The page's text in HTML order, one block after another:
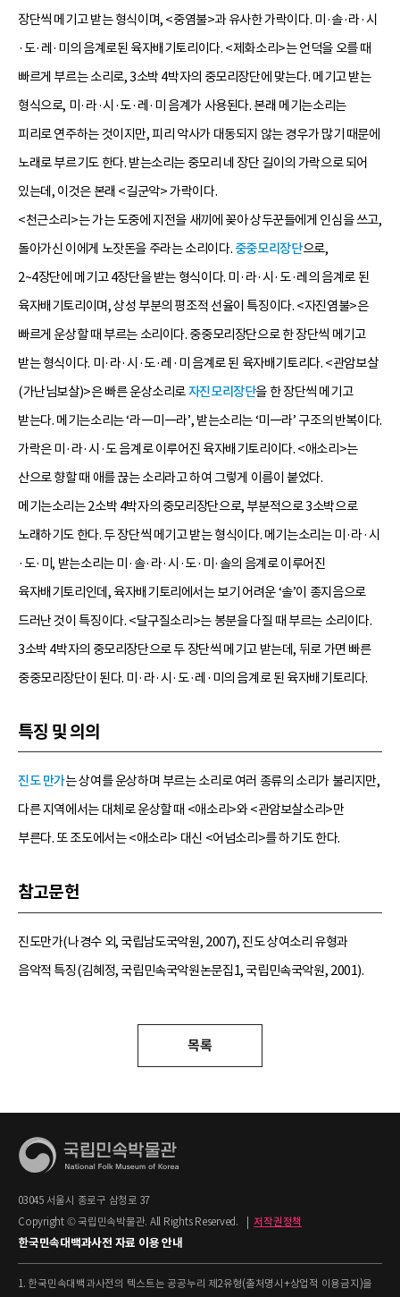
장단씩 메기고 받는 형식이며, <중염불>과 유사한 가락이다. 미·솔·라·시
·도·레·미의 음계로된 육자배기토리이다. <제화소리>는 언덕을 오를 때
빠르게 부르는 소리로, 3소박 4박자의 중모리장단에 맞는다. 메기고 받는
형식으로, 미·라·시·도·레·미 음계가 사용된다. 본래 메기는소리는
피리로 연주하는 것이지만, 피리 악사가 대동되지 않는 경우가 많기 때문에
노래로 부르기도 한다. 받는소리는 중모리 네 장단 길이의 가락으로 되어
있는데, 이것은 본래 <길군악> 가락이다.
<천근소리>는 가는 도중에 지전을 새끼에 꽂아 상두꾼들에게 인심을 쓰고,
돌아가신 이에게 노잣돈을 주라는 소리이다. 중중모리장단으로,
2~4장단에 메기고 4장단을 받는 형식이다. 미·라·시·도·레의 음계로 된
육자배기토리이며, 상성 부분의 평조적 선율이 특징이다. <자진염불>은
빠르게 운상할 때 부르는 소리이다. 중중모리장단으로 한 장단씩 메기고
받는 형식이다. 미·라·시·도·레·미 음계로 된 육자배기토리다. <관암보살
(가난님보살)>은 빠른 운상소리로자진모리장단을 한 장단씩 메기고
받는다. 메기는소리는 ‘라―미―라’, 받는소리는 ‘미―라’ 구조의 반복이다.
가락은 미·라·시·도 음계로 이루어진 육자배기토리이다. <애소리>는
산으로 향할 때 애를 끊는 소리라고 하여 그렇게 이름이 붙었다.
메기는소리는 2소박 4박자의 중모리장단으로, 부분적으로 3소박으로
노래하기도 한다. 두 장단씩 메기고 받는 형식이다. 메기는소리는 미·라·시
·도·미, 받는소리는 미·솔·라·시·도·미·솔의 음계로 이루어진
육자배기토리인데, 육자배기토리에서는 보기 어려운 ‘솔’이 종지음으로
드러난 것이 특징이다. <달구질소리>는 봉분을 다질 때 부르는 소리이다.
3소박 4박자의 중모리장단으로 두 장단씩 메기고 받는데, 뒤로 가면 빠른
중중모리장단이 된다. 미·라·시·도·레·미의 음계로 된 육자배기토리다.
특징 및 의의
진도 만가는 상여를 운상하며 부르는 소리로 여러 종류의 소리가 불리지만,
다른 지역에서는 대체로 운상할 때 <애소리>와 <관암보살소리>만
부른다. 또 조도에서는 <애소리> 대신 <어넘소리>를 하기도 한다.
참고문헌
진도만가(나경수 외, 국립남도국악원, 2007), 진도 상여소리 유형과
음악적 특징(김혜정, 국립민속국악원논문집1, 국립민속국악원, 2001).
목록
03045 서울시 종로구 삼청로 37
Copyright © 국립민속박물관. All Rights Reserved.
저작권정책
한국민속대백과사전 자료 이용 안내
1. 한국민속대백과사전의 텍스트는 공공누리 제2유형(출처명시+상업적 이용금지)을